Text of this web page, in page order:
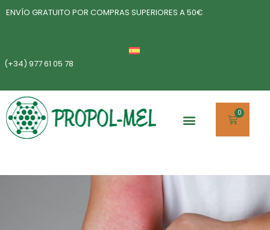
ENVÍO GRATUITO POR COMPRAS SUPERIORES A 50€
(+34) 977 61 05 78
0